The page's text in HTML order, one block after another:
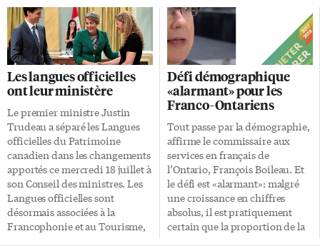
menée auprès de neuf
personnes en santé, a confirmé
aux chercheurs que l’effet
placébo réduit la sensation de
douleur même durant le
sommeil. «Elles ont mieux
dormi et ont été moins
anxieuses, en comparaison à
celles à qui nous n’avions rien
dit», confirme Pierre Rainville,
chercheur à la Faculté de
médecine dentaire de
l’Université de […]
protègent les cultures contre
différentes menaces — insectes,
mauvaises herbes, maladies,
champignons… En minimisant
les pertes, ces produits
améliorent donc le rendement
des récoltes, une préoccupation
d’autant plus importante que
les revenus des agriculteurs
laissent peu de place aux
imprévus. Un pesticide peut
être utilisé pour combattre un
ennemi déjà présent — on parle
alors d’une utilisation
«curative», […]
Les langues officielles
ont leur ministère
Le premier ministre Justin
Trudeau a séparé les Langues
officielles du Patrimoine
canadien dans les changements
apportés ce mercredi 18 juillet à
son Conseil des ministres. Les
Langues officielles sont
désormais associées à la
Francophonie et au Tourisme,
Défi démographique
«alarmant» pour les
Franco-Ontariens
Tout passe par la démographie,
affirme le commissaire aux
services en français de
l’Ontario, François Boileau. Et
le défi est «alarmant»: malgré
une croissance en chiffres
absolus, il est pratiquement
certain que la proportion de la